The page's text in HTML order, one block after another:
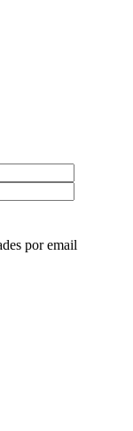
por email